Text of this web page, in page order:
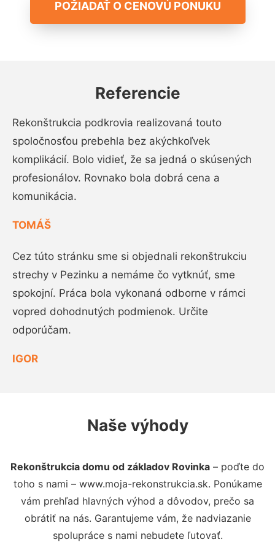
POŽIADAŤ O CENOVÚ PONUKU
Referencie
Rekonštrukcia podkrovia realizovaná touto
spoločnosťou prebehla bez akýchkoľvek
komplikácií. Bolo vidieť, že sa jedná o skúsených
profesionálov. Rovnako bola dobrá cena a
komunikácia.
TOMÁŠ
Cez túto stránku sme si objednali rekonštrukciu
strechy v Pezinku a nemáme čo vytknúť, sme
spokojní. Práca bola vykonaná odborne v rámci
vopred dohodnutých podmienok. Určite
odporúčam.
IGOR
Naše výhody
Rekonštrukcia domu od základov Rovinka – poďte do
toho s nami – www.moja-rekonstrukcia.sk. Ponúkame
vám prehľad hlavných výhod a dôvodov, prečo sa
obrátiť na nás. Garantujeme vám, že nadviazanie
spolupráce s nami nebudete ľutovať.